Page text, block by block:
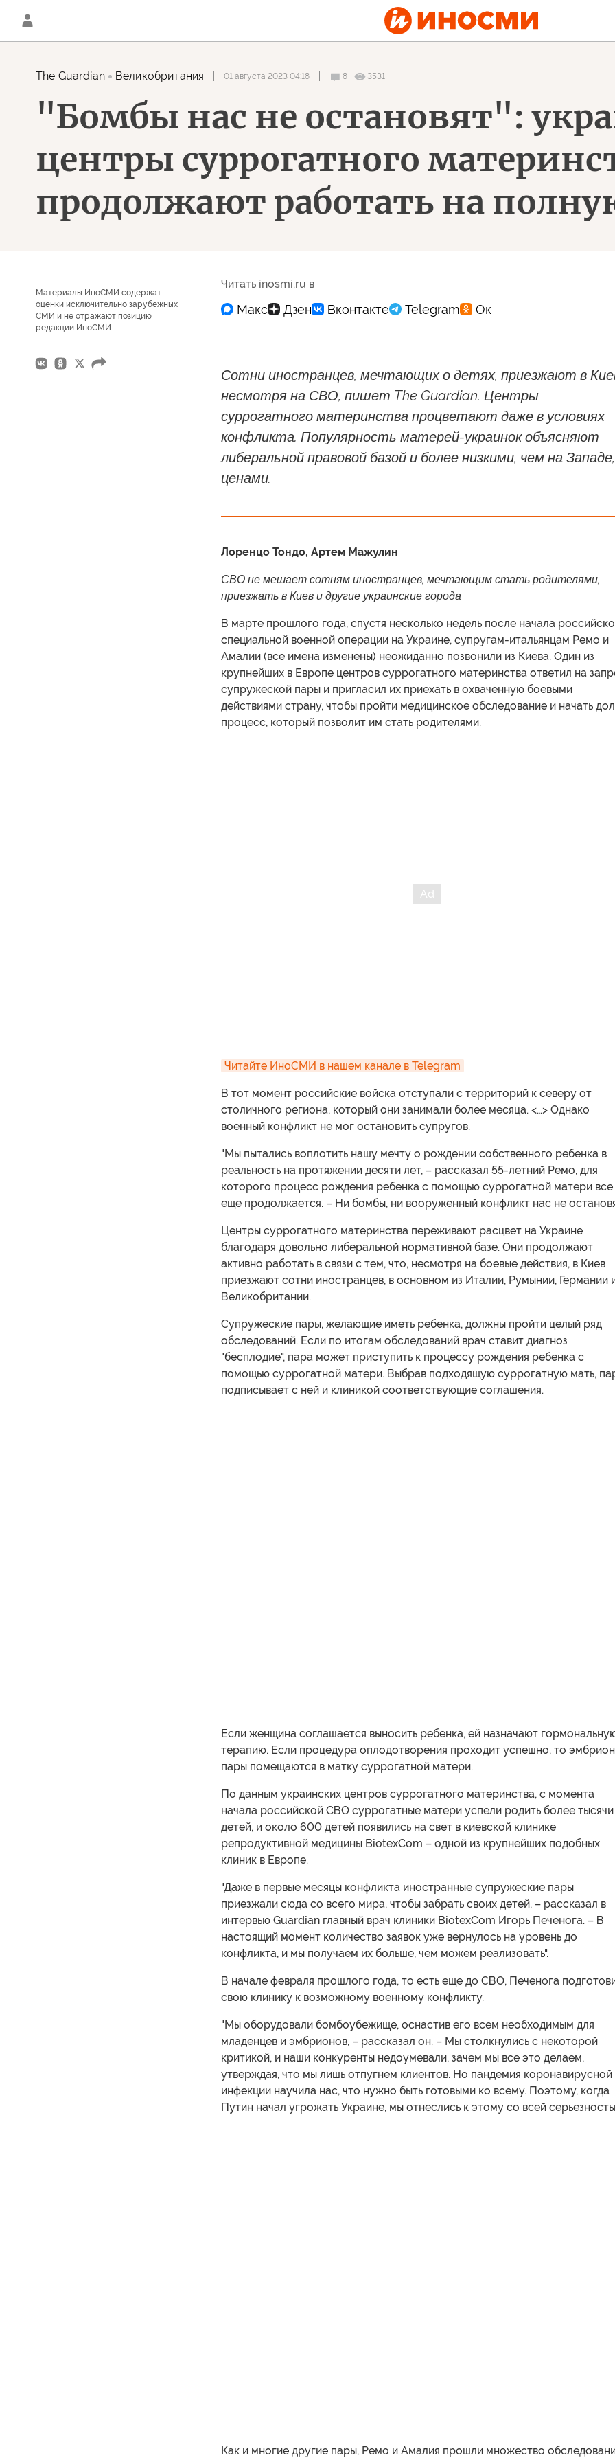
The Guardian Великобритания 01 августа 2023 04:18 8 3531
"Бомбы нас не остановят":
центры суррогатного
продолжают работать на
Материалы ИноСМИ содержат
оценки исключительно зарубежных
СМИ и не отражают позицию
редакции ИноСМИ
Читать inosmi.ru в
Сотни иностранцев, мечтающих о детях, приезжают в
несмотря на СВО, пишет The Guardian. Центры
суррогатного материнства процветают даже в условиях
конфликта. Популярность матерей-украинок объясняют
либеральной правовой базой и более низкими, чем на Западе,
ценами.
Лоренцо Тондо, Артем Мажулин
СВО не мешает сотням иностранцев, мечтающим стать родителями,
приезжать в Киев и другие украинские города
В марте прошлого года, спустя несколько недель после начала
специальной военной операции на Украине, супругам-итальянцам Ремо и
Амалии (все имена изменены) неожиданно позвонили из Киева. Один из
крупнейших в Европе центров суррогатного материнства ответил на
супружеской пары и пригласил их приехать в охваченную боевыми
действиями страну, чтобы пройти медицинское обследование и начать
процесс, который позволит им стать родителями.
Читайте ИноСМИ в нашем канале в Telegram
В тот момент российские войска отступали с территорий к северу от
столичного региона, который они занимали более месяца. <…> Однако
военный конфликт не мог остановить супругов.
"Мы пытались воплотить нашу мечту о рождении собственного ребенка в
реальность на протяжении десяти лет, – рассказал 55-летний Ремо, для
которого процесс рождения ребенка с помощью суррогатной матери все
еще продолжается. – Ни бомбы, ни вооруженный конфликт нас не
Центры суррогатного материнства переживают расцвет на Украине
благодаря довольно либеральной нормативной базе. Они продолжают
активно работать в связи с тем, что, несмотря на боевые действия, в Киев
приезжают сотни иностранцев, в основном из Италии, Румынии, Германии
Великобритании.
Супружеские пары, желающие иметь ребенка, должны пройти целый ряд
обследований. Если по итогам обследований врач ставит диагноз
"бесплодие", пара может приступить к процессу рождения ребенка с
помощью суррогатной матери. Выбрав подходящую суррогатную мать,
подписывает с ней и клиникой соответствующие соглашения.
Если женщина соглашается выносить ребенка, ей назначают
терапию. Если процедура оплодотворения проходит успешно, то
пары помещаются в матку суррогатной матери.
По данным украинских центров суррогатного материнства, с момента
начала российской СВО суррогатные матери успели родить более тысячи
детей, и около 600 детей появились на свет в киевской клинике
репродуктивной медицины BiotexCom – одной из крупнейших подобных
клиник в Европе.
"Даже в первые месяцы конфликта иностранные супружеские пары
приезжали сюда со всего мира, чтобы забрать своих детей, – рассказал в
интервью Guardian главный врач клиники BiotexCom Игорь Печенога. – В
настоящий момент количество заявок уже вернулось на уровень до
конфликта, и мы получаем их больше, чем можем реализовать".
В начале февраля прошлого года, то есть еще до СВО, Печенога
свою клинику к возможному военному конфликту.
"Мы оборудовали бомбоубежище, оснастив его всем необходимым для
младенцев и эмбрионов, – рассказал он. – Мы столкнулись с некоторой
критикой, и наши конкуренты недоумевали, зачем мы все это делаем,
утверждая, что мы лишь отпугнем клиентов. Но пандемия коронавирусной
инфекции научила нас, что нужно быть готовыми ко всему. Поэтому, когда
Путин начал угрожать Украине, мы отнеслись к этому со всей
Как и многие другие пары, Ремо и Амалия прошли множество